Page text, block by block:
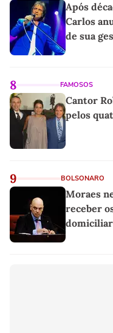
Após
Carlos
de sua
8 FAMOSOS
Cantor
pelos
9 BOLSONARO
Moraes
receber
domiciliar